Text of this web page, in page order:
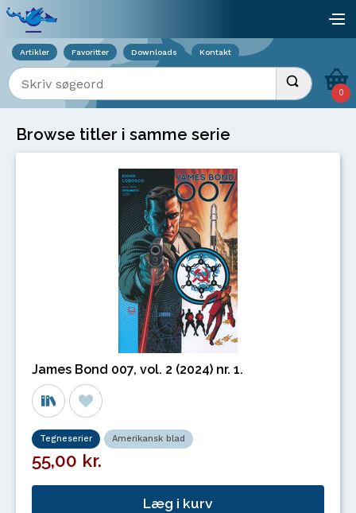
Artikler Favoritter Downloads Kontakt
Indtast søgeord Udfør søgning
0
Browse titler i samme serie
James Bond 007, vol. 2 (2024) nr. 1.
Tegneserier Amerikansk blad
55,00 kr.
Læg i kurv
Viser overlay for indkøbskurv